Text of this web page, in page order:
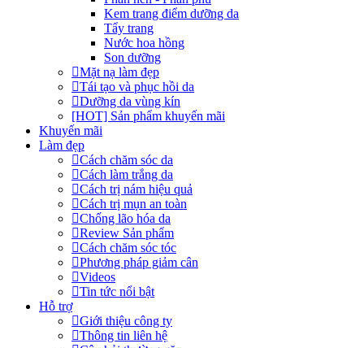
Kem trang điểm dưỡng da
Tẩy trang
Nước hoa hồng
Son dưỡng
Mặt nạ làm đẹp
Tái tạo và phục hồi da
Dưỡng da vùng kín
[HOT] Sản phẩm khuyến mãi
Khuyến mãi
Làm đẹp
Cách chăm sóc da
Cách làm trắng da
Cách trị nám hiệu quả
Cách trị mụn an toàn
Chống lão hóa da
Review Sản phẩm
Cách chăm sóc tóc
Phương pháp giảm cân
Videos
Tin tức nổi bật
Hỗ trợ
Giới thiệu công ty
Thông tin liên hệ